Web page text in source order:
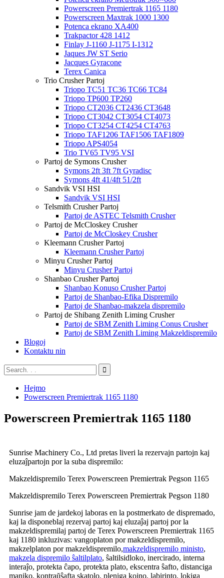
Powerscreen Premiertrak 1165 1180
Powerscreen Maxtrak 1000 1300
Potenca ekrano XA400
Trakpactor 428 1412
Finlay J-1160 J-1175 I-1312
Jaques JW ST Serio
Jacques Gyracone
Terex Canica
Trio Crusher Partoj
Triopo TC51 TC36 TC66 TC84
Triopo TP600 TP260
Triopo CT2036 CT2436 CT3648
Triopo CT3042 CT3054 CT4073
Triopo CT3254 CT4254 CT4763
Triopo TAF1206 TAF1506 TAF1809
Triopo APS4054
Trio TV65 TV95 VSI
Partoj de Symons Crusher
Symons 2ft 3ft 7ft Gyradisc
Symons 4ft 41/4ft 51/2ft
Sandvik VSI HSI
Sandvik VSI HSI
Telsmith Crusher Partoj
Partoj de ASTEC Telsmith Crusher
Partoj de McCloskey Crusher
Partoj de McCloskey Crusher
Kleemann Crusher Partoj
Kleemann Crusher Partoj
Minyu Crusher Partoj
Minyu Crusher Partoj
Shanbao Crusher Partoj
Shanbao Konuso Crusher Partoj
Partoj de Shanbao-Efika Dispremilo
Partoj de Shanbao-makzela dispremilo
Partoj de Shibang Zenith Liming Crusher
Partoj de SBM Zenith Liming Conus Crusher
Partoj de SBM Zenith Liming Makzeldispremilo
Blogoj
Kontaktu nin
Hejmo
Powerscreen Premiertrak 1165 1180
Powerscreen Premiertrak 1165 1180
Sunrise Machinery Co., Ltd pretas liveri la rezervajn partojn kaj
eluzaĵpartojn por la suba dispremilo:
Makzeldispremilo Terex Powerscreen Premiertrak Pegson 1165
Makzeldispremilo Terex Powerscreen Premiertrak Pegson 1180
Sunrise jam de jardekoj laboras en la postmerkato de dispremado,
kaj la disponeblaj rezervaj partoj kaj eluzaĵaj partoj por la
makzeldispremilaj partoj de Terex Powerscreen Premiertrak 1165
kaj 1180 inkluzivas: vangoplaton por makzeldispremilo,
makzelplaton por makzeldispremilo,makzeldispremilo ministo,
makzela dispremilo ŝaltilplato, ŝaltilsidloko, inercirado, interna
interaĵo, protekta ĉapo, protekta plato, ekscentra ŝafto, distanciga
maniko, kontraŭŝafta skatolo, pleniga kojno, labirinto, lokiga